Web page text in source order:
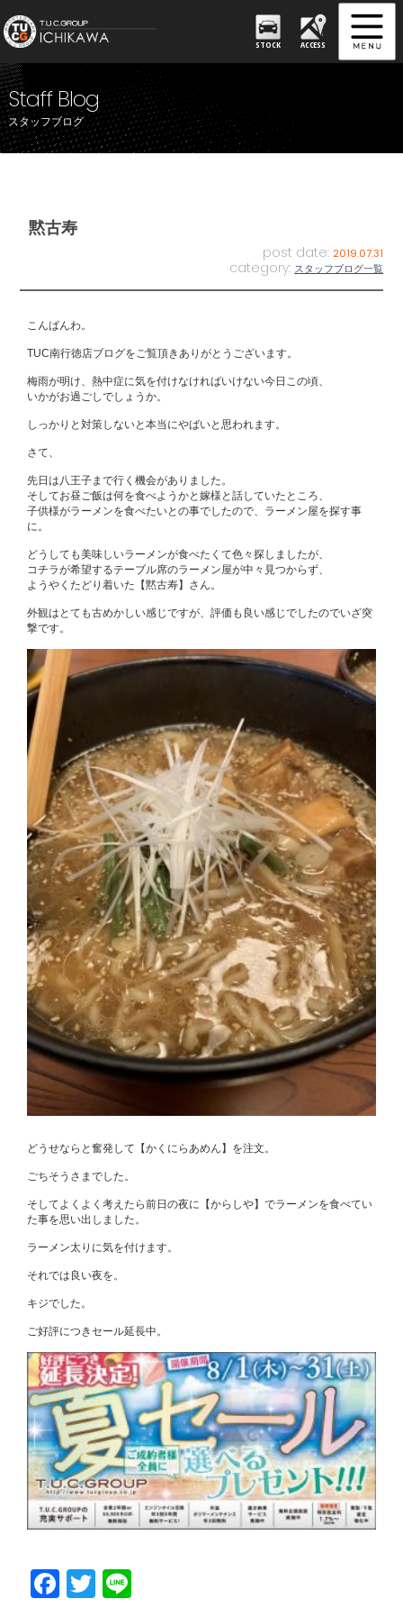
STOCK ACCESS
Staff Blog
スタッフブログ
黙古寿
post date: 2019.07.31
category: スタッフブログ一覧
こんばんわ。
TUC南行徳店ブログをご覧頂きありがとうございます。
梅雨が明け、熱中症に気を付けなければいけない今日この頃、
いかがお過ごしでしょうか。
しっかりと対策しないと本当にやばいと思われます。
さて、
先日は八王子まで行く機会がありました。
そしてお昼ご飯は何を食べようかと嫁様と話していたところ、
子供様がラーメンを食べたいとの事でしたので、ラーメン屋を探す事
に。
どうしても美味しいラーメンが食べたくて色々探しましたが、
コチラが希望するテーブル席のラーメン屋が中々見つからず、
ようやくたどり着いた【黙古寿】さん。
外観はとても古めかしい感じですが、評価も良い感じでしたのでいざ突
撃です。
どうせならと奮発して【かくにらあめん】を注文。
ごちそうさまでした。
そしてよくよく考えたら前日の夜に【からしや】でラーメンを食べてい
た事を思い出しました。
ラーメン太りに気を付けます。
それでは良い夜を。
キジでした。
ご好評につきセール延長中。
Facebook
Twitter